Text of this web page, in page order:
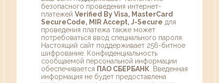
безопасного проведения интернет-
платежей Verified By Visa, MasterCard
SecureCode, MIR Accept, J-Secure для
проведения платежа также может
потребоваться ввод специального пароля.
Настоящий сайт поддерживает 256-битное
шифрование. Конфиденциальность
сообщаемой персональной информации
обеспечивается ПАО СБЕРБАНК . Введенная
информация не будет предоставлена